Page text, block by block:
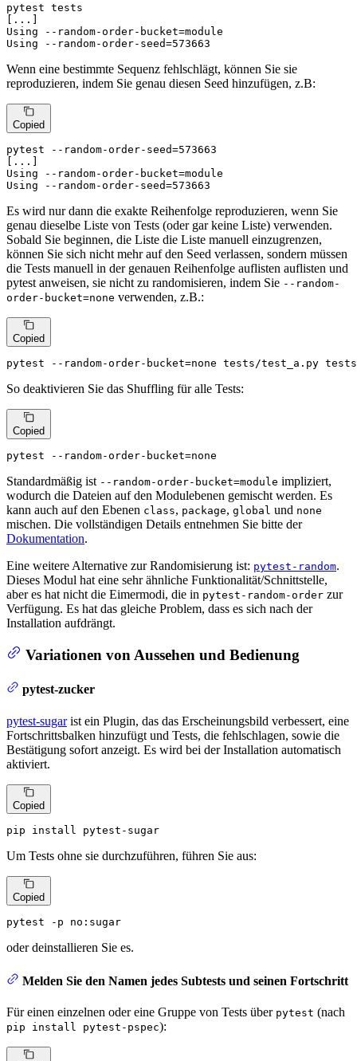
pytest tests
[...]
Using --random-order-bucket=module
Using --random-order-seed=573663
Wenn eine bestimmte Sequenz fehlschlägt, können Sie sie
reproduzieren, indem Sie genau diesen Seed hinzufügen, z.B:
Copied
pytest --random-order-seed=573663
[...]
Using --random-order-bucket=module
Using --random-order-seed=573663
Es wird nur dann die exakte Reihenfolge reproduzieren, wenn Sie
genau dieselbe Liste von Tests (oder gar keine Liste) verwenden.
Sobald Sie beginnen, die Liste die Liste manuell einzugrenzen,
können Sie sich nicht mehr auf den Seed verlassen, sondern müssen
die Tests manuell in der genauen Reihenfolge auflisten auflisten und
pytest anweisen, sie nicht zu randomisieren, indem Sie --random-
order-bucket=none verwenden, z.B.:
Copied
pytest --random-order-bucket=none tests/test_a.py
So deaktivieren Sie das Shuffling für alle Tests:
Copied
pytest --random-order-bucket=none
Standardmäßig ist --random-order-bucket=module impliziert,
wodurch die Dateien auf den Modulebenen gemischt werden. Es
kann auch auf den Ebenen class, package, global und none
mischen. Die vollständigen Details entnehmen Sie bitte der
Dokumentation.
Eine weitere Alternative zur Randomisierung ist: pytest-random.
Dieses Modul hat eine sehr ähnliche Funktionalität/Schnittstelle,
aber es hat nicht die Eimermodi, die in pytest-random-order zur
Verfügung. Es hat das gleiche Problem, dass es sich nach der
Installation aufdrängt.
Variationen von Aussehen und Bedienung
pytest-zucker
pytest-sugarist ein Plugin, das das Erscheinungsbild verbessert, eine
Fortschrittsbalken hinzufügt und Tests, die fehlschlagen, sowie die
Bestätigung sofort anzeigt. Es wird bei der Installation automatisch
aktiviert.
Copied
pip install pytest-sugar
Um Tests ohne sie durchzuführen, führen Sie aus:
Copied
pytest -p no:sugar
oder deinstallieren Sie es.
Melden Sie den Namen jedes Subtests und seinen Fortschritt
Für einen einzelnen oder eine Gruppe von Tests über pytest (nach
pip install pytest-pspec):